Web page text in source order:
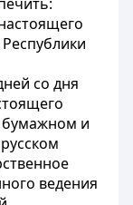
со дня
бумажном и
ведения